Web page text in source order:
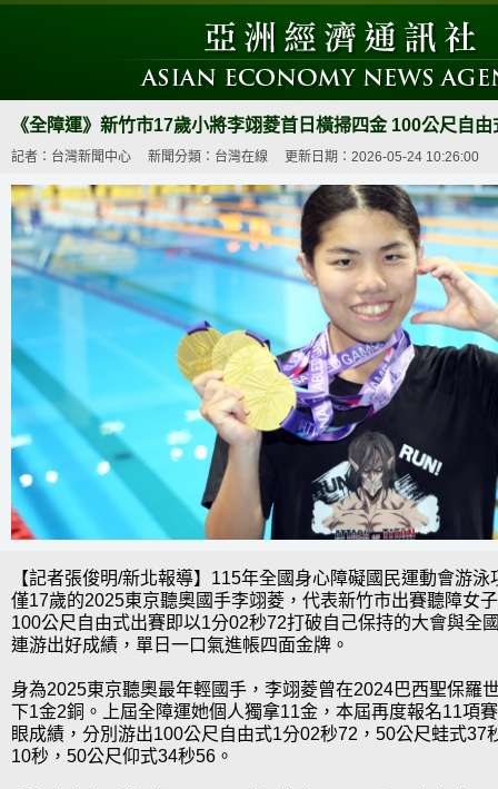
《全障運》新竹市17歲小將李翊菱首日橫掃四金 100公尺自
記者：台灣新聞中心 新聞分類：台灣在線 更新日期：2026-05-24 10:26:00
【記者張俊明/新北報導】115年全國身心障礙國民運動會游
僅17歲的2025東京聽奧國手李翊菱，代表新竹市出賽聽障女
100公尺自由式出賽即以1分02秒72打破自己保持的大會與全
連游出好成績，單日一口氣進帳四面金牌。
身為2025東京聽奧最年輕國手，李翊菱曾在2024巴西聖保羅
下1金2銅。上屆全障運她個人獨拿11金，本屆再度報名11項
眼成績，分別游出100公尺自由式1分02秒72，50公尺蛙式37
10秒，50公尺仰式34秒56。